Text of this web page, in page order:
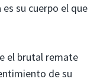
su cuerpo el que
el brutal remate
de su